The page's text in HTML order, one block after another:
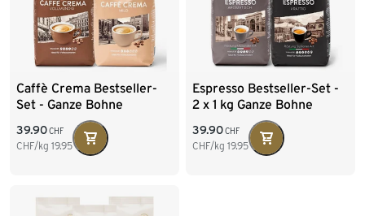
Caffè Crema Bestseller-
Set - Ganze Bohne
39.90CHF
CHF/kg 19.95
Espresso Bestseller-Set -
2 x 1 kg Ganze Bohne
39.90CHF
CHF/kg 19.95